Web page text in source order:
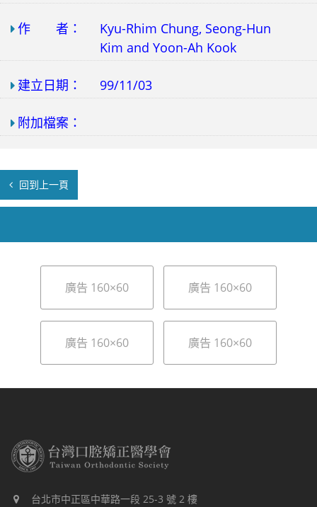
作 者：
Kyu-Rhim Chung, Seong-Hun
Kim and Yoon-Ah Kook
建立日期： 99/11/03
附加檔案：
回到上一頁
廣告 160×60 廣告 160×60
廣告 160×60 廣告 160×60
台北市中正區中華路一段 25-3 號 2 樓